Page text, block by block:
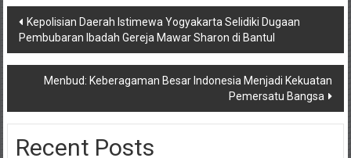
Navigasi
pos
Kepolisian Daerah Istimewa Yogyakarta Selidiki Dugaan
Pembubaran Ibadah Gereja Mawar Sharon di Bantul
Menbud: Keberagaman Besar Indonesia Menjadi Kekuatan
Pemersatu Bangsa
Recent Posts